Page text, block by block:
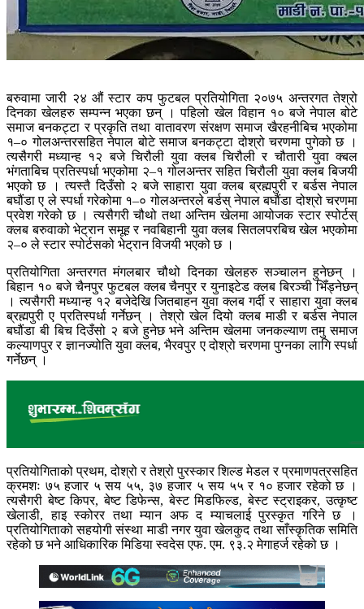
बरुवामा जारी २४ औं स्टार कप फुटबल प्रतियोगिता २०७५ अन्तरगत तेश्रो
दिनका खेलहरु सम्पन्न भएका छन् । पहिलो खेल विहान १० बजे नेपाल बोटे
समाज बनकट्टा र प्रकृति तथा वातावरण संरक्षण समाज खैरहनीबिच भएकोमा
१–० गोलअन्तरसहित नेपाल बोटे समाज बनकट्टा दोश्रो चरणमा पुगेको छ ।
त्यसैगरी मध्यान्ह १२ बजे चिरौली युवा क्लब चिरौली र चौतारी युवा क्बल
भंगताबिच प्रतिस्पर्धा भएकोमा २–१ गोलअन्तर सहित चिरौली युवा क्लब बिजयी
भएको छ । त्यस्तै दिउँसो २ बजे साहारा युवा क्लब ब्रह्मपुरी र बर्डस नेपाल
बघौंडा ए ले स्पर्धा गरेकोमा १–० गोलअन्तरले बर्डस् नेपाल बघौंडा दोश्रो चरणमा
प्रवेश गरेको छ । त्यसैगरी चौथो तथा अन्तिम खेलमा आयोजक स्टार स्पोर्टस्
क्लब बरुवाको भेट्रान समूह र नवबिहानी युवा क्लब सितलपरबिच खेल भएकोमा
२–० ले स्टार स्पोर्टसको भेट्रान विजयी भएको छ ।
प्रतियोगिता अन्तरगत मंगलबार चौथो दिनका खेलहरु सञ्चालन हुनेछन् ।
बिहान १० बजे चैनपुर फुटबल क्लब चैनपुर र युनाइटेड क्लब बिरञ्ची भिँड्नेछन्
। त्यसैगरी मध्यान्ह १२ बजेदेखि जितबाहन युवा क्लब गर्दी र साहारा युवा क्लब
ब्रह्मपुरी ए प्रतिस्पर्धा गर्नेछन् । तेश्रो खेल दियो क्लब माडी र बर्डस नेपाल
बघौंडा बी बिच दिउँसो २ बजे हुनेछ भने अन्तिम खेलमा जनकल्याण तमु समाज
कल्याणपुर र ज्ञानज्योति युवा क्लब, भैरवपुर ए दोश्रो चरणमा पुग्नका लागि स्पर्धा
गर्नेछन् ।
प्रतियोगिताको प्रथम, दोश्रो र तेश्रो पुरस्कार शिल्ड मेडल र प्रमाणपत्रसहित
क्रमशः ७५ हजार ५ सय ५५, ३७ हजार ५ सय ५५ र १० हजार रहेको छ ।
त्यसैगरी बेष्ट किपर, बेष्ट डिफेन्स, बेस्ट मिडफिल्ड, बेस्ट स्ट्राइकर, उत्कृष्ट
खेलाडी, हाइ स्कोरर तथा म्यान अफ द म्याचलाई पुरस्कृत गरिने छ ।
प्रतियोगिताको सहयोगी संस्था माडी नगर युवा खेलकुद तथा साँस्कृतिक समिति
रहेको छ भने आधिकारिक मिडिया स्वदेस एफ. एम. ९३.२ मेगाहर्ज रहेको छ ।